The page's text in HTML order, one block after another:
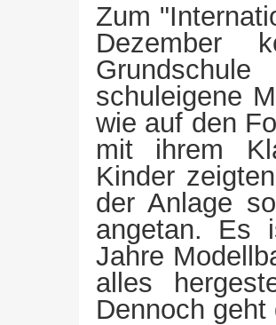
Zum
Dezember
schuleigene
wie auf den
mit ihrem
Kinder
der Anlage
angetan. Es
Jahre
alles
Dennoch